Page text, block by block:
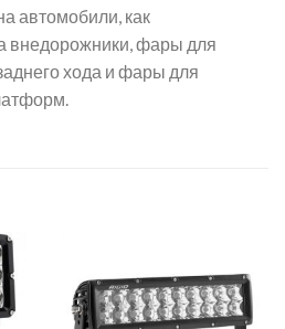
автомобили, как
внедорожники, фары для
хода и фары для